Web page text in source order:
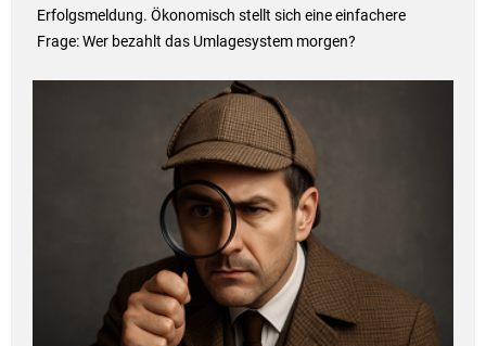
Erfolgsmeldung. Ökonomisch stellt sich eine einfachere
Frage: Wer bezahlt das Umlagesystem morgen?